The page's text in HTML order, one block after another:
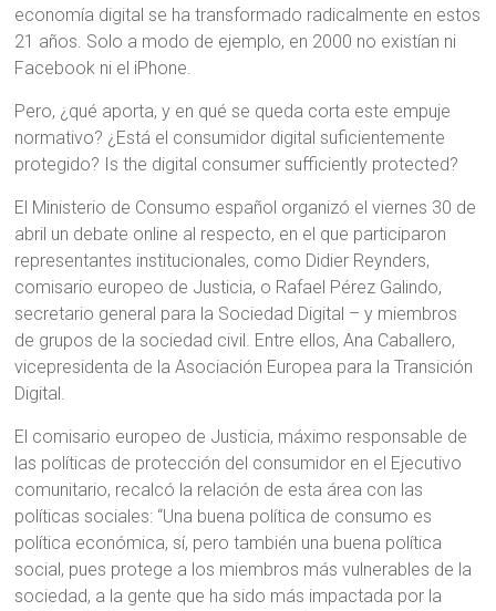
economía digital se ha transformado radicalmente en estos
21 años. Solo a modo de ejemplo, en 2000 no existían ni
Facebook ni el iPhone.
Pero, ¿qué aporta, y en qué se queda corta este empuje
normativo? ¿Está el consumidor digital suficientemente
protegido? Is the digital consumer sufficiently protected?
El Ministerio de Consumo español organizó el viernes 30 de
abril un debate online al respecto, en el que participaron
representantes institucionales, como Didier Reynders,
comisario europeo de Justicia, o Rafael Pérez Galindo,
secretario general para la Sociedad Digital – y miembros
de grupos de la sociedad civil. Entre ellos, Ana Caballero,
vicepresidenta de la Asociación Europea para la Transición
Digital.
El comisario europeo de Justicia, máximo responsable de
las políticas de protección del consumidor en el Ejecutivo
comunitario, recalcó la relación de esta área con las
políticas sociales: “Una buena política de consumo es
política económica, sí, pero también una buena política
social, pues protege a los miembros más vulnerables de la
sociedad, a la gente que ha sido más impactada por la